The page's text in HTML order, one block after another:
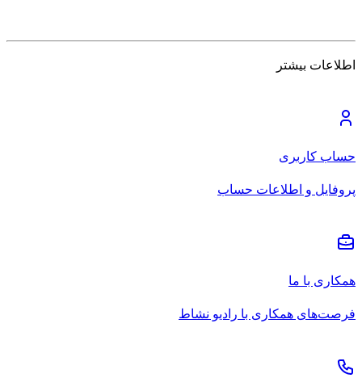
اطلاعات بیشتر
حساب کاربری
پروفایل و اطلاعات حساب
همکاری با ما
فرصت‌های همکاری با رادیو نشاط